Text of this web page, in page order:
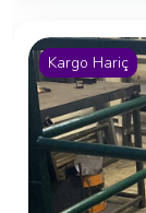
Kargo Hariç